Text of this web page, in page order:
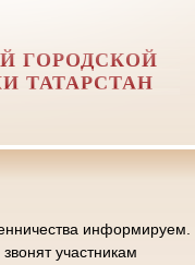
ГОРОДСКОЙ
ТАТАРСТАН
информируем.
участникам